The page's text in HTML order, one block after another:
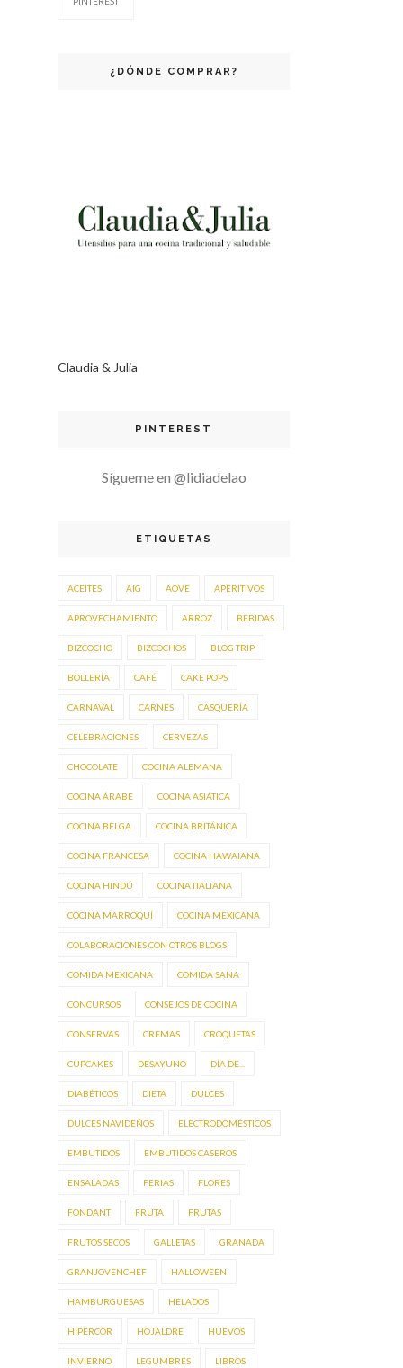
¿DÓNDE COMPRAR?
Claudia & Julia
PINTEREST
Sígueme en @lidiadelao
ETIQUETAS
ACEITES AIG AOVE APERITIVOS
APROVECHAMIENTO ARROZ BEBIDAS
BIZCOCHO BIZCOCHOS BLOG TRIP
BOLLERÍA CAFÉ CAKE POPS
CARNAVAL CARNES CASQUERÍA
CELEBRACIONES CERVEZAS
CHOCOLATE COCINA ALEMANA
COCINA ÁRABE COCINA ASIÁTICA
COCINA BELGA COCINA BRITÁNICA
COCINA FRANCESA COCINA HAWAIANA
COCINA HINDÚ COCINA ITALIANA
COCINA MARROQUÍ COCINA MEXICANA
COLABORACIONES CON OTROS BLOGS
COMIDA MEXICANA COMIDA SANA
CONCURSOS CONSEJOS DE COCINA
CONSERVAS CREMAS CROQUETAS
CUPCAKES DESAYUNO DÍA DE...
DIABÉTICOS DIETA DULCES
DULCES NAVIDEÑOS ELECTRODOMÉSTICOS
EMBUTIDOS EMBUTIDOS CASEROS
ENSALADAS FERIAS FLORES
FONDANT FRUTA FRUTAS
FRUTOS SECOS GALLETAS GRANADA
GRANJOVENCHEF HALLOWEEN
HAMBURGUESAS HELADOS
HIPERCOR HOJALDRE HUEVOS
INVIERNO LEGUMBRES LIBROS